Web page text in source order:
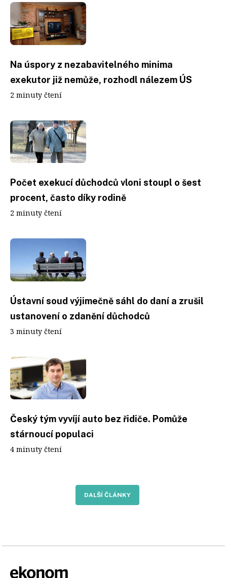
Na úspory z nezabavitelného minima
exekutor již nemůže, rozhodl nálezem ÚS
2 minuty čtení
Počet exekucí důchodců vloni stoupl o šest
procent, často díky rodině
2 minuty čtení
Ústavní soud výjimečně sáhl do daní a zrušil
ustanovení o zdanění důchodců
3 minuty čtení
Český tým vyvíjí auto bez řidiče. Pomůže
stárnoucí populaci
4 minuty čtení
DALŠÍ ČLÁNKY